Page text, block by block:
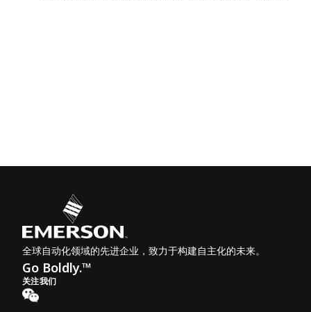
全球自动化领域的先进企业，致力于构建自主化的未来。
Go Boldly.™
关注我们